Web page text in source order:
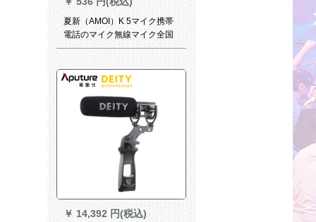
夏新（AMOI）K 5マイク携帯
電話のマイク無線マイク全国
民カラオケ神器無線Bluetooth
豪金を身につけています。
￥ 14,392 円(税込)